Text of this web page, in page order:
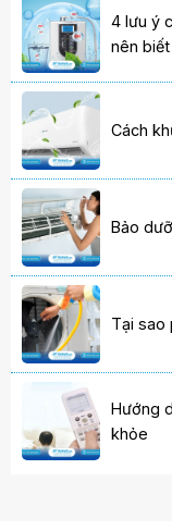
4 lưu ý
nên biết
Cách
Bảo
Tại sao
Hướng
khỏe